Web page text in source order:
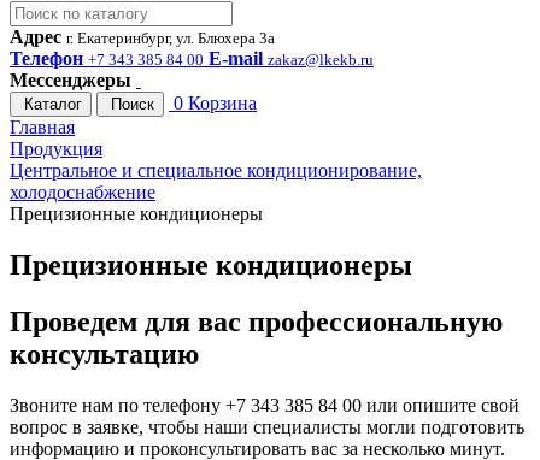
Адрес г. Екатеринбург, ул. Блюхера 3а
Телефон +7 343 385 84 00 E-mail zakaz@lkekb.ru
Мессенджеры
Каталог Поиск 0 Корзина
Главная
Продукция
Центральное и специальное кондиционирование,
холодоснабжение
Прецизионные кондиционеры
Прецизионные кондиционеры
Проведем для вас профессиональную
консультацию
Звоните нам по телефону +7 343 385 84 00 или опишите свой
вопрос в заявке, чтобы наши специалисты могли подготовить
информацию и проконсультировать вас за несколько минут.